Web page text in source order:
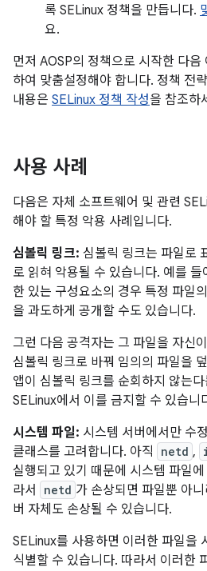
록 SELinux 정책을 만듭니다.
요.
먼저 AOSP의 정책으로 시작한 다
하여 맞춤설정해야 합니다. 정책 전
내용은 SELinux 정책 작성을 참조하
사용 사례
다음은 자체 소프트웨어 및 관련
해야 할 특정 악용 사례입니다.
심볼릭 링크: 심볼릭 링크는 파일로
로 읽혀 악용될 수 있습니다. 예를 들
한 있는 구성요소의 경우 특정 파일
을 과도하게 공개할 수도 있습니다.
그런 다음 공격자는 그 파일을 자신
심볼릭 링크로 바꿔 임의의 파일을
앱이 심볼릭 링크를 순회하지 않는
SELinux에서 이를 금지할 수 있습니
시스템 파일: 시스템 서버에서만 수
클래스를 고려합니다. 아직
netd ,
실행되고 있기 때문에 시스템 파일
라서
netd 가 손상되면 파일뿐 아
버 자체도 손상될 수 있습니다.
SELinux를 사용하면 이러한 파일을
식별할 수 있습니다. 따라서 이러한